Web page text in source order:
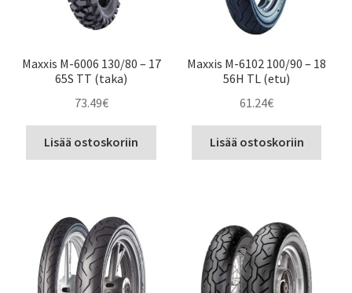
Maxxis M-6006 130/80 – 17
65S TT (taka)
73.49€
Lisää ostoskoriin
Maxxis M-6102 100/90 – 18
56H TL (etu)
61.24€
Lisää ostoskoriin